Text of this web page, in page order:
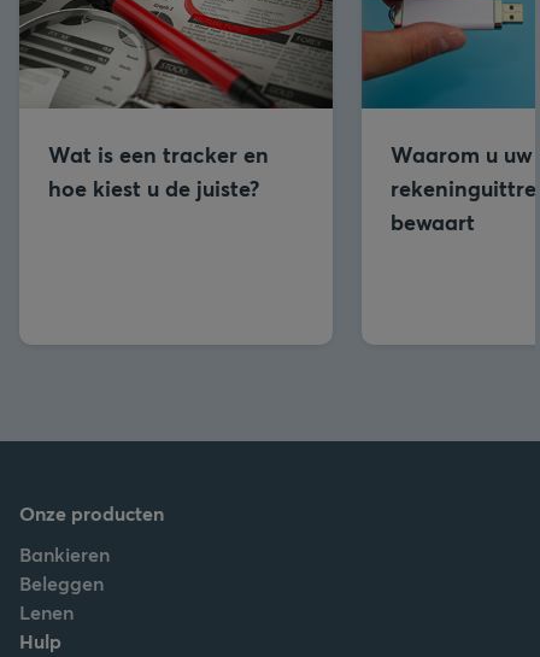
Wat is een tracker en
hoe kiest u de juiste?
Waarom u uw
bewaart
Onze producten
Bankieren
Beleggen
Lenen
Hulp